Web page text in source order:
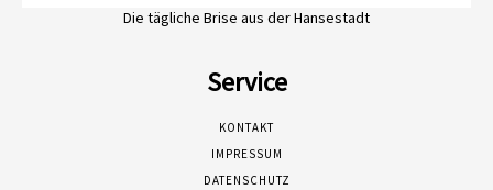
Die tägliche Brise aus der Hansestadt
Service
KONTAKT
IMPRESSUM
DATENSCHUTZ